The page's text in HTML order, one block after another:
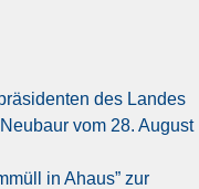
des Landes
vom 28. August
in Ahaus” zur